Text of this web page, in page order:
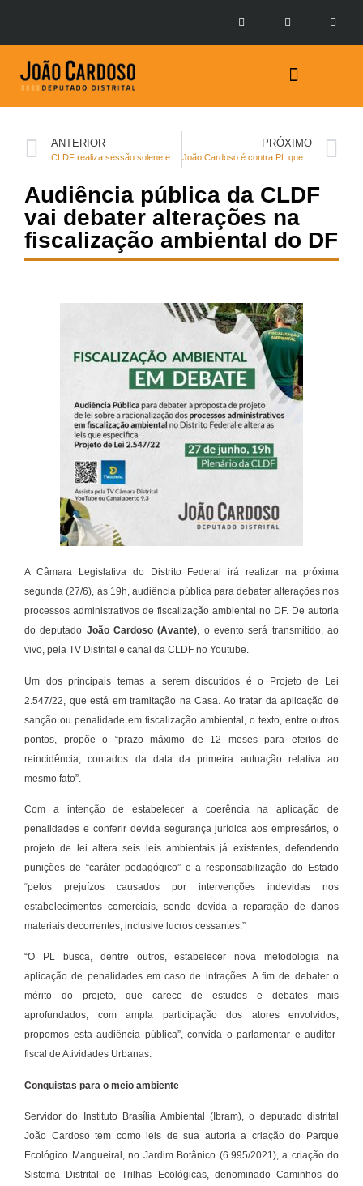
ANTERIOR PRÓXIMO
João Cardoso é contra PL que afrouxa sanções contra crimes ambientais
Audiência pública da CLDF
vai debater alterações na
fiscalização ambiental do DF
A Câmara Legislativa do Distrito Federal irá realizar na próxima
segunda (27/6), às 19h, audiência pública para debater alterações nos
processos administrativos de fiscalização ambiental no DF. De autoria
do deputado João Cardoso (Avante), o evento será transmitido, ao
vivo, pela TV Distrital e canal da CLDF no Youtube.
Um dos principais temas a serem discutidos é o Projeto de Lei
2.547/22, que está em tramitação na Casa. Ao tratar da aplicação de
sanção ou penalidade em fiscalização ambiental, o texto, entre outros
pontos, propõe o “prazo máximo de 12 meses para efeitos de
reincidência, contados da data da primeira autuação relativa ao
mesmo fato”.
Com a intenção de estabelecer a coerência na aplicação de
penalidades e conferir devida segurança jurídica aos empresários, o
projeto de lei altera seis leis ambientais já existentes, defendendo
punições de “caráter pedagógico” e a responsabilização do Estado
“pelos prejuízos causados por intervenções indevidas nos
estabelecimentos comerciais, sendo devida a reparação de danos
materiais decorrentes, inclusive lucros cessantes.”
“O PL busca, dentre outros, estabelecer nova metodologia na
aplicação de penalidades em caso de infrações. A fim de debater o
mérito do projeto, que carece de estudos e debates mais
aprofundados, com ampla participação dos atores envolvidos,
propomos esta audiência pública”, convida o parlamentar e auditor-
fiscal de Atividades Urbanas.
Conquistas para o meio ambiente
Servidor do Instituto Brasília Ambiental (Ibram), o deputado distrital
João Cardoso tem como leis de sua autoria a criação do Parque
Ecológico Mangueiral, no Jardim Botânico (6.995/2021), a criação do
Sistema Distrital de Trilhas Ecológicas, denominado Caminhos do